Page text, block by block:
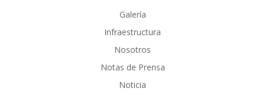
Galería
Infraestructura
Nosotros
Notas de Prensa
Noticia